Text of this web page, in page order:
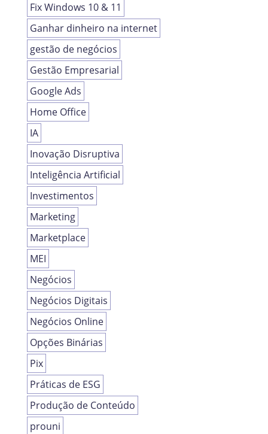
Fix Windows 10 & 11
Ganhar dinheiro na internet
gestão de negócios
Gestão Empresarial
Google Ads
Home Office
IA
Inovação Disruptiva
Inteligência Artificial
Investimentos
Marketing
Marketplace
MEI
Negócios
Negócios Digitais
Negócios Online
Opções Binárias
Pix
Práticas de ESG
Produção de Conteúdo
prouni